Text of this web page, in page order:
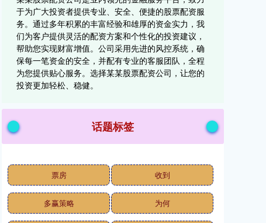
于为广大投资者提供专业、安全、便捷的股票配资服
务。通过多年积累的丰富经验和雄厚的资金实力，我
们为客户提供灵活的配资方案和个性化的投资建议，
帮助您实现财富增值。公司采用先进的风控系统，确
保每一笔资金的安全，并配有专业的客服团队，全程
为您提供贴心服务。选择某某股票配资公司，让您的
投资更加轻松、稳健。
话题标签
票房 收到
多赢策略 为何